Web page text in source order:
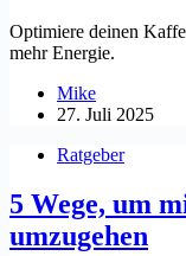
Optimiere deinen
mehr Energie.
Mike
27. Juli 2025
Ratgeber
5 Wege, um
umzugehen